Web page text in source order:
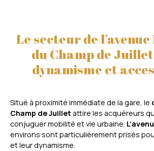
Le secteur de
du Champ de
dynamisme et
Situé à proximité immédiate de la gare, le
Champ de Juillet attire les acquéreurs
conjuguer mobilité et vie urbaine.
environs sont particulièrement prisés
et leur dynamisme.